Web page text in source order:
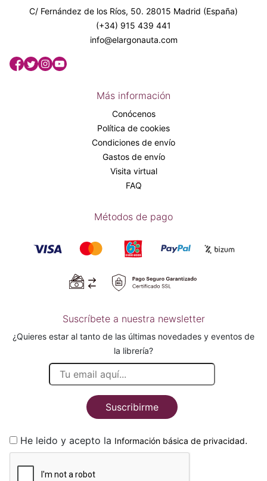
C/ Fernández de los Ríos, 50. 28015 Madrid (España)
(+34) 915 439 441
info@elargonauta.com
Más información
Conócenos
Política de cookies
Condiciones de envío
Gastos de envío
Visita virtual
FAQ
Métodos de pago
Suscríbete a nuestra newsletter
¿Quieres estar al tanto de las últimas novedades y eventos de
la librería?
Suscribirme
He leido y acepto la Información básica de privacidad.